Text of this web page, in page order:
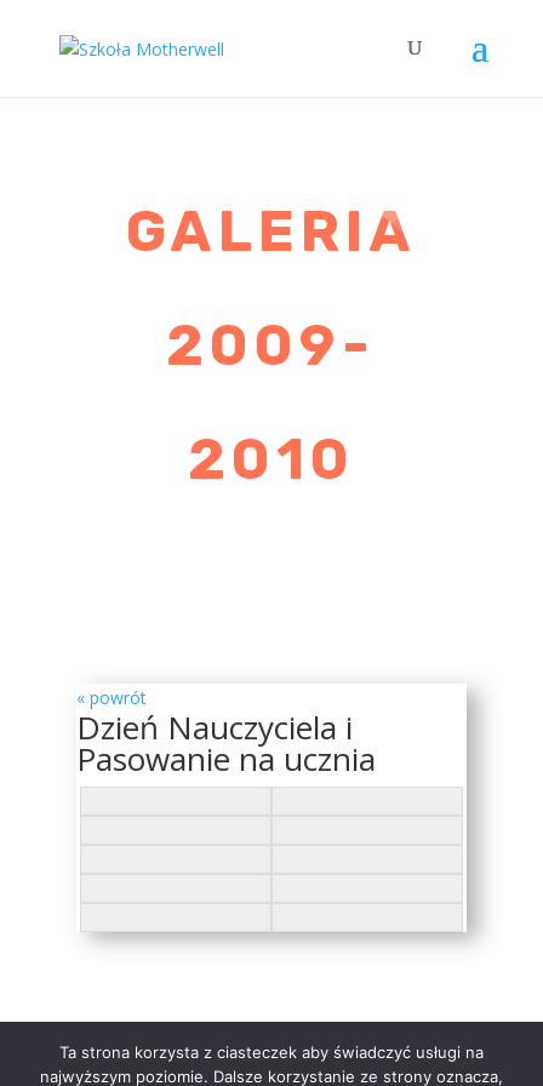
GALERIA
2009-
2010
« powrót
Dzień Nauczyciela i
Pasowanie na ucznia
Strona głowna
Formularz Kontaktowy
Ta strona korzysta z ciasteczek aby świadczyć usługi na
najwyższym poziomie. Dalsze korzystanie ze strony oznacza,